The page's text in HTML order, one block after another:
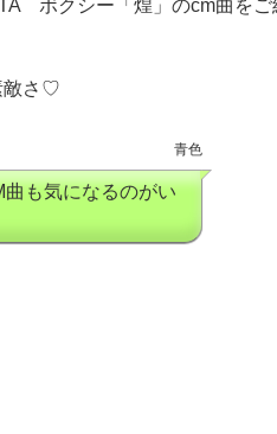
ボクシー「煌」のcm曲をご
敵さ♡
青色
も気になるのがい